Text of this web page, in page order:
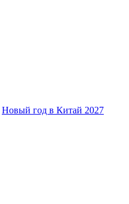
Новый год в Китай 2027